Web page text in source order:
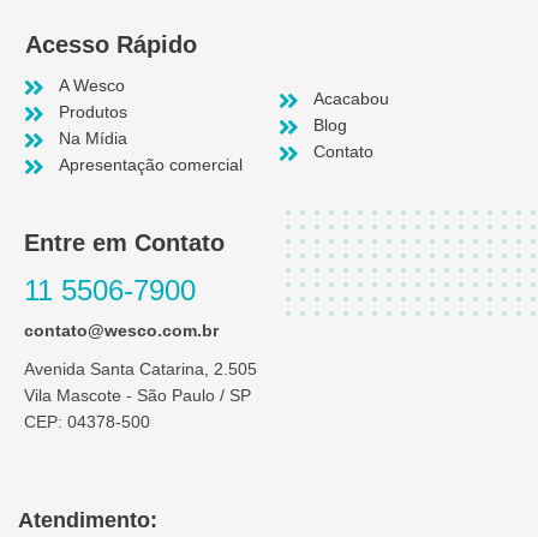
Acesso Rápido
A Wesco
Produtos
Na Mídia
Apresentação comercial
Acacabou
Blog
Contato
Entre em Contato
11 5506-7900
contato@wesco.com.br
Avenida Santa Catarina, 2.505
Vila Mascote - São Paulo / SP
CEP: 04378-500
Atendimento: